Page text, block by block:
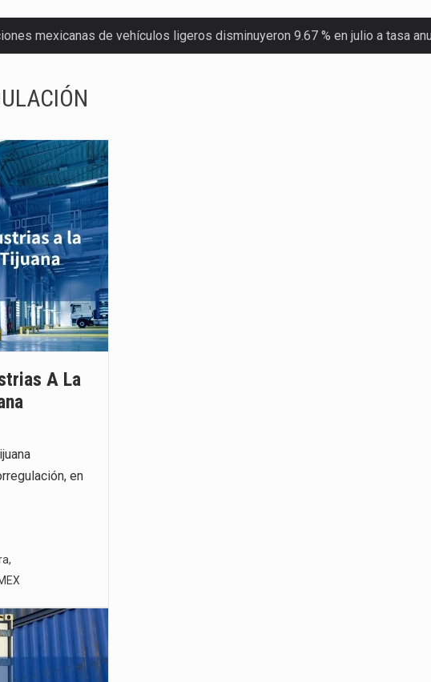
mexicanas de vehículos ligeros disminuyeron 9.67 % en julio a tasa
a Prosperous America (CPA) solicitó al gobierno de Estados Unidos
de las empresas en México se considera totalmente preparada para la…
temporal de las inspecciones sanitarias del Departamento de
fiscales determinados a empresas IMMEX rara vez nacen de una
mexicana concentra más de la mitad de las quejas bajo el
bruta en México registró un aumento de 1.1% interanual en mayo de…
Estados Unidos anunciará un arancel del 15 % sobre los productos
A La
en
,